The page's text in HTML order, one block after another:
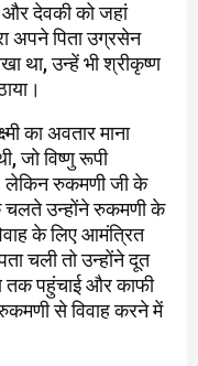
और देवकी को जहां
अपने पिता उग्रसेन
था, उन्हें भी श्रीकृष्ण
का अवतार माना
जो विष्णु रूपी
लेकिन रुकमणी जी के
चलते उन्होंने रुकमणी के
के लिए आमंत्रित
चली तो उन्होंने दूत
तक पहुंचाई और काफी
से विवाह करने में